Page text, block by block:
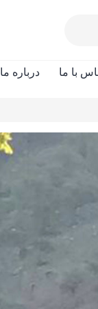
با ما درباره ما